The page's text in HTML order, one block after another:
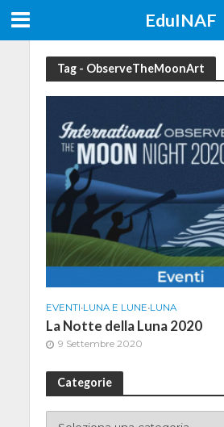
EduINAF
Tag - ObserveTheMoonArt
EVENTI•LUNA E LUNE•LUNA
La Notte della Luna 2020
9 Settembre 2020
Categorie